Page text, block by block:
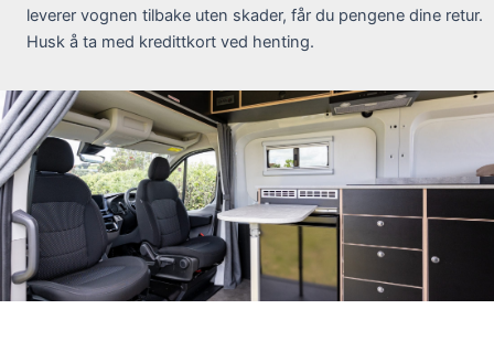
leverer vognen tilbake uten skader, får du pengene dine retur.
Husk å ta med kredittkort ved henting.